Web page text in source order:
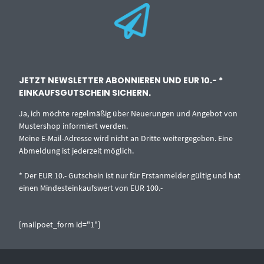
JETZT NEWSLETTER ABONNIEREN UND EUR 10.- *
EINKAUFSGUTSCHEIN SICHERN.
Ja, ich möchte regelmäßig über Neuerungen und Angebot von
Mustershop informiert werden.
Meine E-Mail-Adresse wird nicht an Dritte weitergegeben. Eine
Abmeldung ist jederzeit möglich.
* Der EUR 10.- Gutschein ist nur für Erstanmelder gültig und hat
einen Mindesteinkaufswert von EUR 100.-
[mailpoet_form id="1"]